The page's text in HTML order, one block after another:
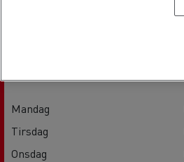
Mandag
Tirsdag
Onsdag